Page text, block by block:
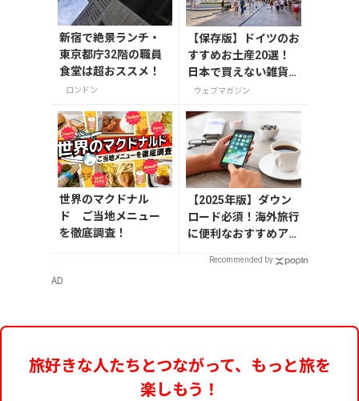
新宿で絶景ランチ・
東京都庁32階の職員
食堂は超おススメ！
ロンドン
【保存版】ドイツのお
すすめお土産20選！
日本で買えない雑貨か
らお菓子まで徹底紹介
ウェブマガジン
世界のマクドナル
ド ご当地メニュー
を徹底調査！
【2025年版】ダウン
ロード必須！海外旅行
に便利なおすすめアプ
Recommended by
AD
旅好きな人たちとつながって、もっと旅を
楽しもう！